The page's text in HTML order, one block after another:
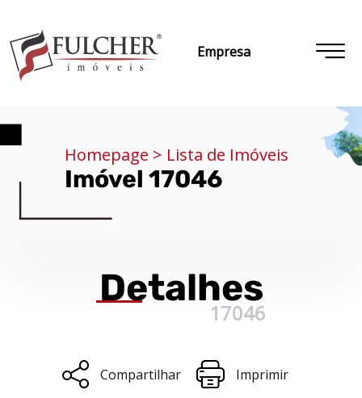
Empresa
Homepage > Lista de Imóveis
Imóvel 17046
Detalhes
17046
Compartilhar Imprimir